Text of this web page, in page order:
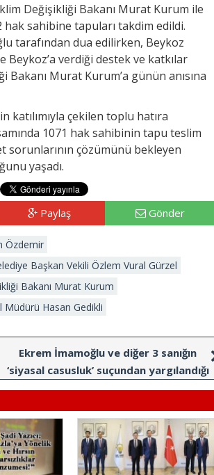
Değişikliği Bakanı Murat Kurum ile
sahibine tapuları takdim edildi.
tarafından dua edilirken, Beykoz
Beykoz’a verdiği destek ve katkılar
Bakanı Murat Kurum’a günün anısına
çekilen toplu hatıra
1071 hak sahibinin tapu teslim
sorunlarının çözümünü bekleyen
yaşadı.
Paylaş Gönder
Özdemir
Başkan Vekili Özlem Vural Gürzel
Bakanı Murat Kurum
Hasan Gedikli
Ekrem İmamoğlu ve diğer 3 sanığın
‘siyasal casusluk’ suçundan yargılandığı
davada ara mütalaa